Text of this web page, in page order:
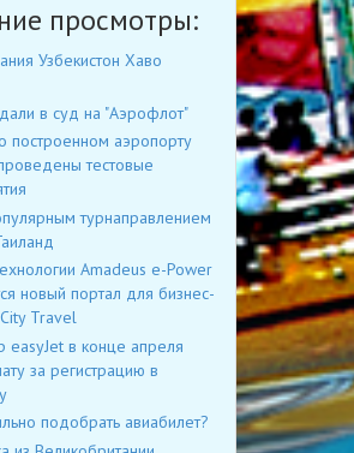
просмотры:
Узбекистон Хаво
в суд на "Аэрофлот"
построенном аэропорту
тестовые
турнаправлением
Amadeus e-Power
новый портал для бизнес-
Travel
easyJet в конце апреля
за регистрацию в
подобрать авиабилет?